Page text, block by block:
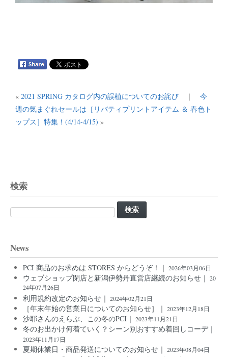
« 2021 SPRING カタログ内の誤植についてのお詫び ｜ 今
週の気まぐれセールは［リバティプリントアイテム ＆ 春色ト
ップス］特集！(4/14-4/15) »
検索
検
索:
News
PCI 商品のお求めは STORES からどうぞ！｜ 2026年03月06日
ウェブショップ閉店と新潟伊勢丹直営店継続のお知らせ｜ 20
24年07月26日
利用規約改定のお知らせ｜ 2024年02月21日
［年末年始の営業日についてのお知らせ］｜ 2023年12月18日
沙耶さんのえらぶ、この冬のPCI｜ 2023年11月21日
冬のお出かけ何着ていく？シーン別おすすめ着回しコーデ｜
2023年11月17日
夏期休業日・商品発送についてのお知らせ｜ 2023年08月04日